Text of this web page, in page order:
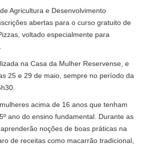
Agricultura e Desenvolvimento
abertas para o curso gratuito de
voltado especialmente para
na Casa da Mulher Reservense, e
25 e 29 de maio, sempre no período da
acima de 16 anos que tenham
ano do ensino fundamental. Durante as
noções de boas práticas na
de receitas como macarrão tradicional,